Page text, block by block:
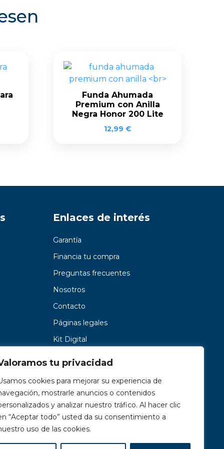
tu privacidad
cookies para mejorar su experiencia de
mostrarle anuncios o contenidos
y analizar nuestro tráfico. Al hacer clic
“Aceptar todo” usted da su consentimiento a
uso de las cookies.
Funda Ahumada
Premium con Anilla
Negra Honor 200 Lite
12,99 €
Enlaces de interés
Garantía
Financia tu compra
Preguntas frecuentes
Nosotros
Contacto
Páginas legales
Kit Digital